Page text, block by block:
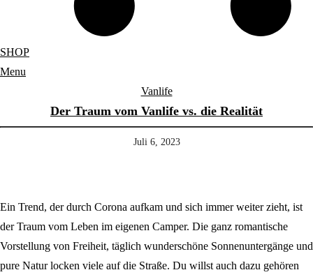
SHOP
Menu
Vanlife
Der Traum vom Vanlife vs. die Realität
Juli 6, 2023
Ein Trend, der durch Corona aufkam und sich immer weiter zieht, ist
der Traum vom Leben im eigenen Camper. Die ganz romantische
Vorstellung von Freiheit, täglich wunderschöne Sonnenuntergänge und
pure Natur locken viele auf die Straße. Du willst auch dazu gehören